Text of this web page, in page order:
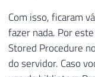
Com isso, ficaram
fazer nada. Por
Stored Procedure
do servidor. Caso